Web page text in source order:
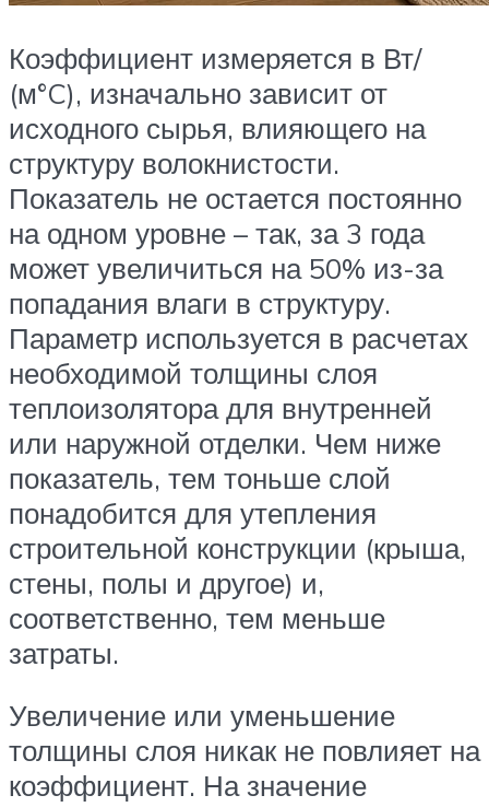
Коэффициент измеряется в Вт/
(м°C), изначально зависит от
исходного сырья, влияющего на
структуру волокнистости.
Показатель не остается постоянно
на одном уровне – так, за 3 года
может увеличиться на 50% из-за
попадания влаги в структуру.
Параметр используется в расчетах
необходимой толщины слоя
теплоизолятора для внутренней
или наружной отделки. Чем ниже
показатель, тем тоньше слой
понадобится для утепления
строительной конструкции (крыша,
стены, полы и другое) и,
соответственно, тем меньше
затраты.
Увеличение или уменьшение
толщины слоя никак не повлияет на
коэффициент. На значение